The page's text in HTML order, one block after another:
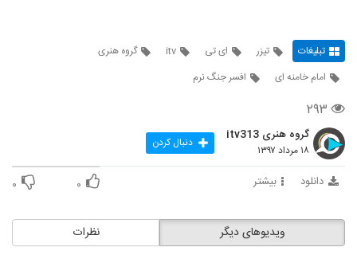
تبلیغات تیزر ای تی itv
گروه هنری
امام خامنه ای
افسر جنگ نرم
۲۹۳
گروه هنری itv313
۱۸ مرداد ۱۳۹۷ دنبال کردن
دانلود بیشتر ۰ ۰
نظرات ویدیوهای دیگر